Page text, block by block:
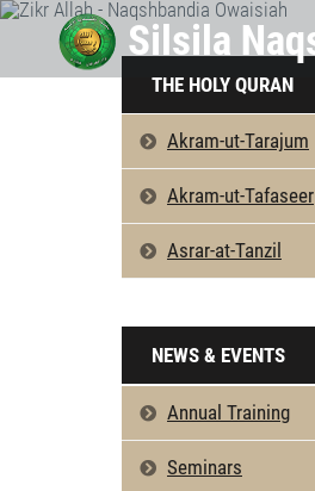
THE HOLY QURAN
Akram-ut-Tarajum
Akram-ut-Tafaseer
Asrar-at-Tanzil
NEWS & EVENTS
Annual Training
Seminars